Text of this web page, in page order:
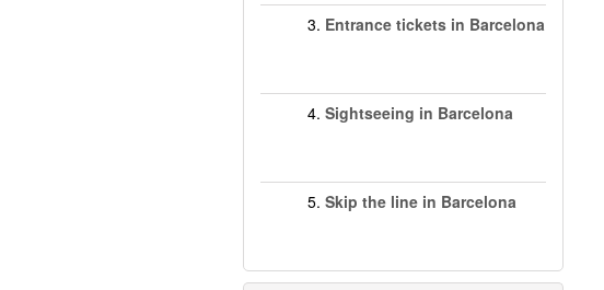
3. Entrance tickets in Barcelona
4. Sightseeing in Barcelona
5. Skip the line in Barcelona